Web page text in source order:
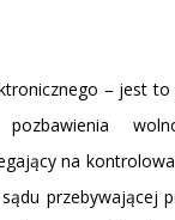
– jest
na
przebywającej